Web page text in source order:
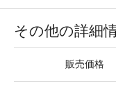
その他の詳細
販売価格